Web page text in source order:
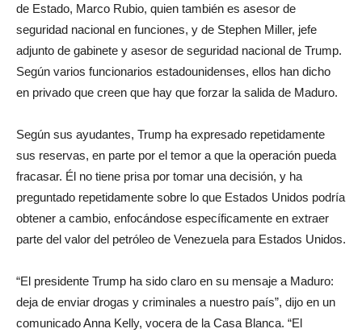
de Estado, Marco Rubio, quien también es asesor de
seguridad nacional en funciones, y de Stephen Miller, jefe
adjunto de gabinete y asesor de seguridad nacional de Trump.
Según varios funcionarios estadounidenses, ellos han dicho
en privado que creen que hay que forzar la salida de Maduro.
Según sus ayudantes, Trump ha expresado repetidamente
sus reservas, en parte por el temor a que la operación pueda
fracasar. Él no tiene prisa por tomar una decisión, y ha
preguntado repetidamente sobre lo que Estados Unidos podría
obtener a cambio, enfocándose específicamente en extraer
parte del valor del petróleo de Venezuela para Estados Unidos.
“El presidente Trump ha sido claro en su mensaje a Maduro:
deja de enviar drogas y criminales a nuestro país”, dijo en un
comunicado Anna Kelly, vocera de la Casa Blanca. “El